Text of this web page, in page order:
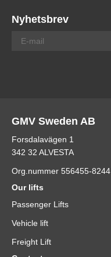
Nyhetsbrev
GMV Sweden AB
Forsdalavägen 1
342 32 ALVESTA
Org.nummer 556455-8244
Our lifts
Passenger Lifts
Vehicle lift
Freight Lift